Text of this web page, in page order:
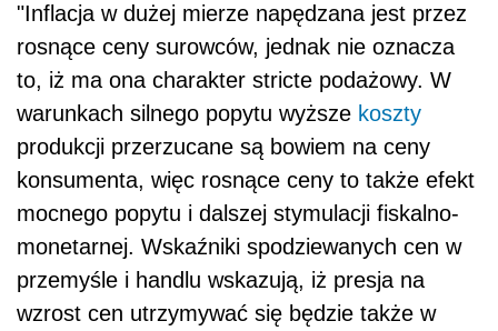
"Inflacja w dużej mierze napędzana jest przez
rosnące ceny surowców, jednak nie oznacza
to, iż ma ona charakter stricte podażowy. W
warunkach silnego popytu wyższe koszty
produkcji przerzucane są bowiem na ceny
konsumenta, więc rosnące ceny to także efekt
mocnego popytu i dalszej stymulacji fiskalno-
monetarnej. Wskaźniki spodziewanych cen w
przemyśle i handlu wskazują, iż presja na
wzrost cen utrzymywać się będzie także w